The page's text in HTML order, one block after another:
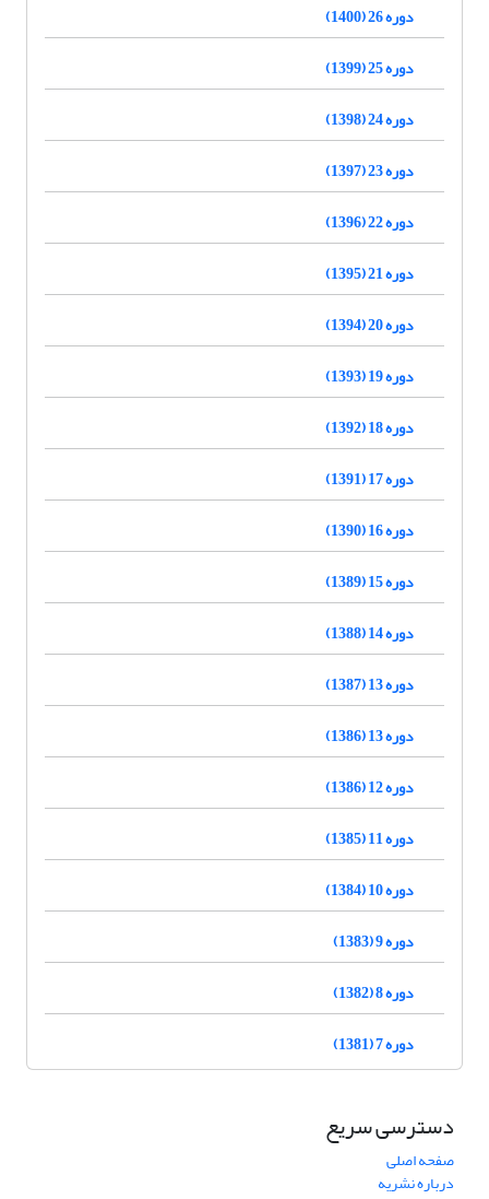
دوره 26 (1400)
دوره 25 (1399)
دوره 24 (1398)
دوره 23 (1397)
دوره 22 (1396)
دوره 21 (1395)
دوره 20 (1394)
دوره 19 (1393)
دوره 18 (1392)
دوره 17 (1391)
دوره 16 (1390)
دوره 15 (1389)
دوره 14 (1388)
دوره 13 (1387)
دوره 13 (1386)
دوره 12 (1386)
دوره 11 (1385)
دوره 10 (1384)
دوره 9 (1383)
دوره 8 (1382)
دوره 7 (1381)
دسترسی سریع
صفحه اصلی
درباره نشریه